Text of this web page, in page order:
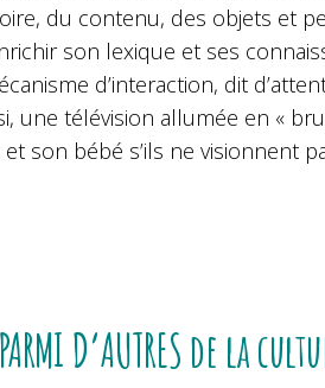
du contenu, des objets et
son lexique et ses
d’interaction, dit
une télévision allumée en «
son bébé s’ils ne visionnent
D’AUTRES de la